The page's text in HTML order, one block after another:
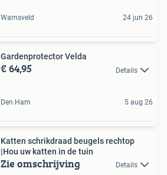
Warnsveld 24 jun 26
Gardenprotector Velda
€ 64,95 Details
Den Ham 5 aug 26
Katten schrikdraad beugels rechtop
|Hou uw katten in de tuin
Zie omschrijving Details